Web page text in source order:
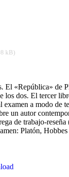
kB)
El «República» de
los dos. El tercer
a modo de
un autor
de trabajo-
Platón,